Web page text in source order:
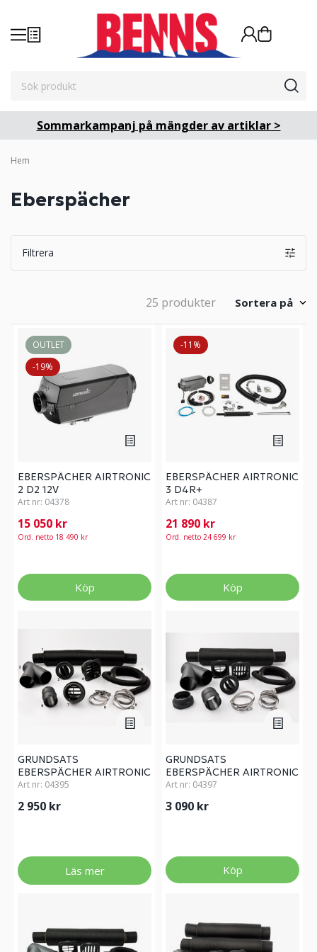
Sommarkampanj på mängder av artiklar >
Hem
Eberspächer
Filtrera
25 produkter Sortera på
OUTLET
-19%
EBERSPÄCHER AIRTRONIC
2 D2 12V
Art nr: 04378
15 050 kr
Ord. netto 18 490 kr
Köp
-11%
EBERSPÄCHER AIRTRONIC
3 D4R+
Art nr: 04387
21 890 kr
Ord. netto 24 699 kr
Köp
GRUNDSATS
EBERSPÄCHER AIRTRONIC
D2
Art nr: 04395
2 950 kr
Läs mer
GRUNDSATS
EBERSPÄCHER AIRTRONIC
D4
Art nr: 04397
3 090 kr
Köp